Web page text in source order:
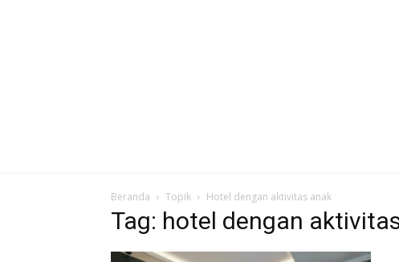
Beranda Topik Hotel dengan aktivitas anak
Tag: hotel dengan